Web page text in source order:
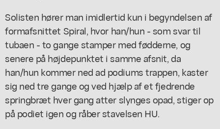
Solisten hører man imidlertid kun i begyndelsen af
formafsnittet Spiral, hvor han/hun - som svar til
tubaen - to gange stamper med fødderne, og
senere på højdepunktet i samme afsnit, da
han/hun kommer ned ad podiums trappen, kaster
sig ned tre gange og ved hjælp af et fjedrende
springbræt hver gang atter slynges opad, stiger op
på podiet igen og råber stavelsen HU.